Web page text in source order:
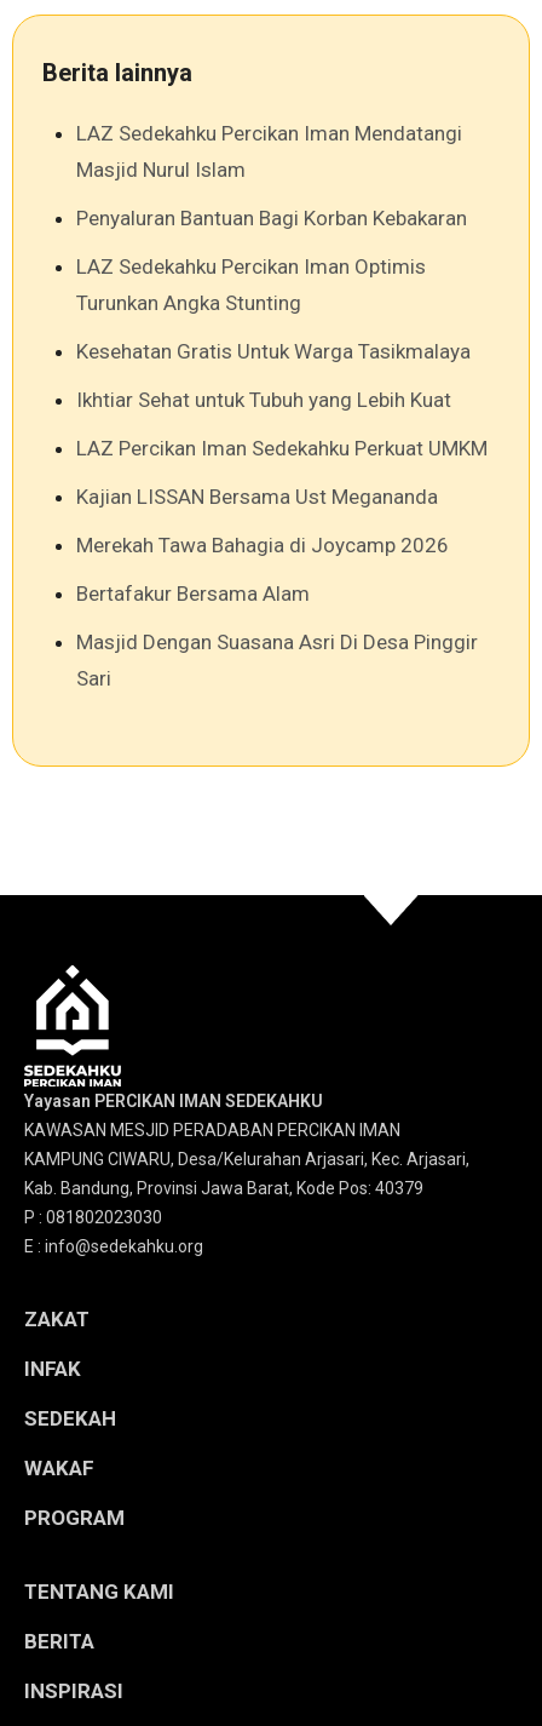
Berita lainnya
LAZ Sedekahku Percikan Iman Mendatangi
Masjid Nurul Islam
Penyaluran Bantuan Bagi Korban Kebakaran
LAZ Sedekahku Percikan Iman Optimis
Turunkan Angka Stunting
Kesehatan Gratis Untuk Warga Tasikmalaya
Ikhtiar Sehat untuk Tubuh yang Lebih Kuat
LAZ Percikan Iman Sedekahku Perkuat UMKM
Kajian LISSAN Bersama Ust Megananda
Merekah Tawa Bahagia di Joycamp 2026
Bertafakur Bersama Alam
Masjid Dengan Suasana Asri Di Desa Pinggir
Sari
Yayasan PERCIKAN IMAN SEDEKAHKU
KAWASAN MESJID PERADABAN PERCIKAN IMAN
KAMPUNG CIWARU, Desa/Kelurahan Arjasari, Kec. Arjasari,
Kab. Bandung, Provinsi Jawa Barat, Kode Pos: 40379
P : 081802023030
E : info@sedekahku.org
ZAKAT
INFAK
SEDEKAH
WAKAF
PROGRAM
TENTANG KAMI
BERITA
INSPIRASI